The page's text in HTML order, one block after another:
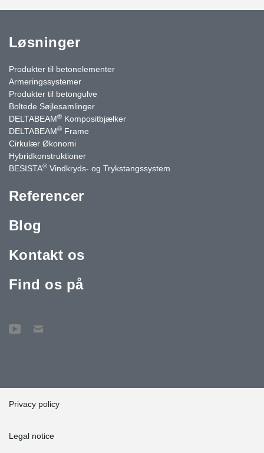
Løsninger
Produkter til betonelementer
Armeringssystemer
Produkter til betongulve
Boltede Søjlesamlinger
DELTABEAM® Kompositbjælker
DELTABEAM® Frame
Cirkulær Økonomi
Hybridkonstruktioner
BESISTA® Vindkryds- og Trykstangssystem
Referencer
Blog
Kontakt os
Find os på
Privacy policy
Legal notice